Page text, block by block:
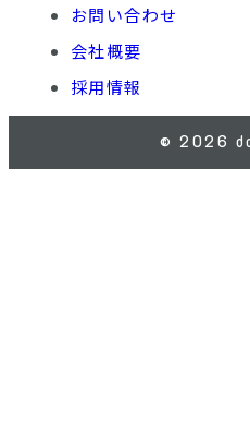
お問い合わせ
会社概要
採用情報
© 2026